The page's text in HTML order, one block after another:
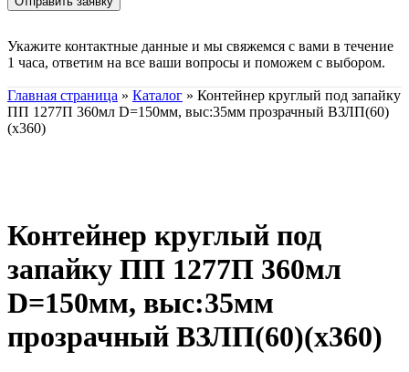
Укажите контактные данные и мы свяжемся с вами в течение
1 часа, ответим на все ваши вопросы и поможем с выбором.
Главная страница » Каталог » Контейнер круглый под запайку
ПП 1277П 360мл D=150мм, выс:35мм прозрачный ВЗЛП(60)
(х360)
Контейнер круглый под
запайку ПП 1277П 360мл
D=150мм, выс:35мм
прозрачный ВЗЛП(60)(х360)